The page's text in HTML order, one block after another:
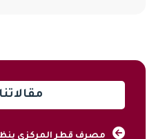
مصرف قطر المركزى